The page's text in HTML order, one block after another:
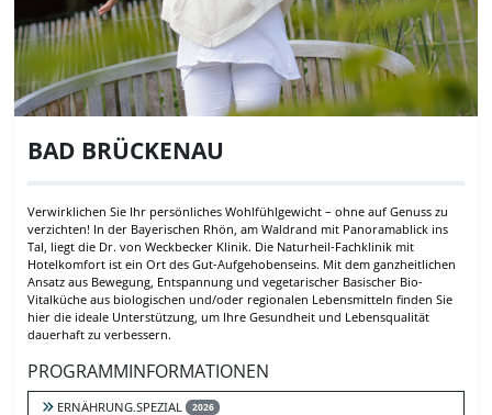
BAD BRÜCKENAU
Verwirklichen Sie Ihr persönliches Wohlfühlgewicht – ohne auf Genuss zu
verzichten! In der Bayerischen Rhön, am Waldrand mit Panoramablick ins
Tal, liegt die Dr. von Weckbecker Klinik. Die Naturheil-Fachklinik mit
Hotelkomfort ist ein Ort des Gut-Aufgehobenseins. Mit dem ganzheitlichen
Ansatz aus Bewegung, Entspannung und vegetarischer Basischer Bio-
Vitalküche aus biologischen und/oder regionalen Lebensmitteln finden Sie
hier die ideale Unterstützung, um Ihre Gesundheit und Lebensqualität
dauerhaft zu verbessern.
PROGRAMMINFORMATIONEN
ERNÄHRUNG.SPEZIAL 2026